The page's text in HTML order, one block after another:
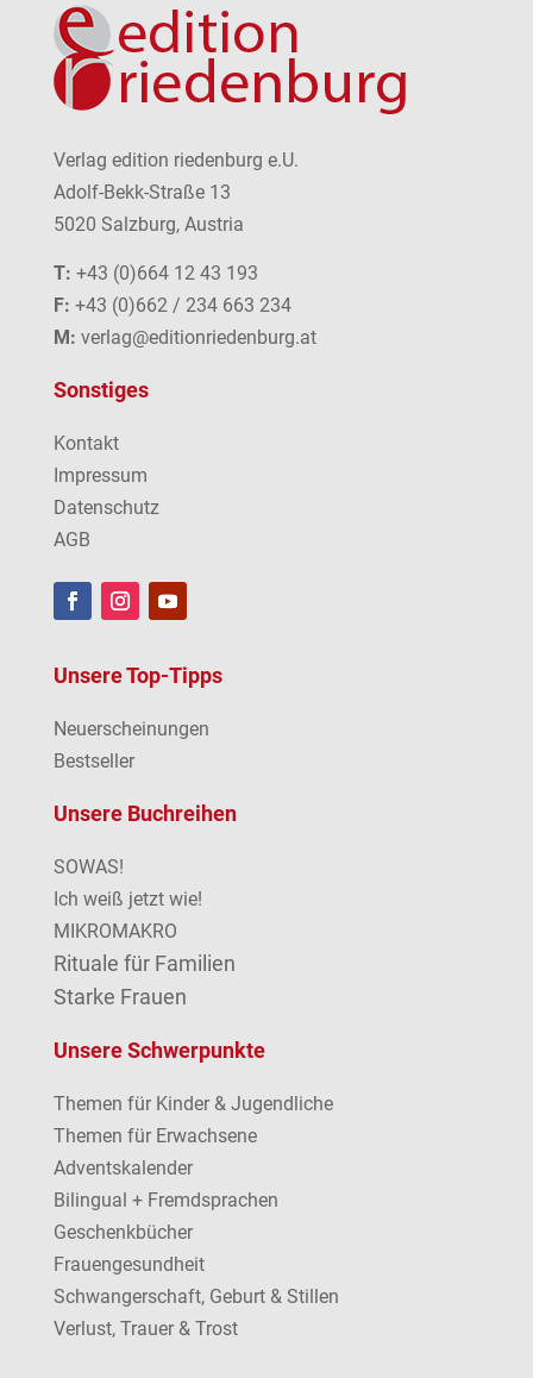
Verlag edition riedenburg e.U.
Adolf-Bekk-Straße 13
5020 Salzburg, Austria
T: +43 (0)664 12 43 193
F: +43 (0)662 / 234 663 234
M: verlag@editionriedenburg.at
Sonstiges
Kontakt
Impressum
Datenschutz
AGB
Unsere Top-Tipps
Neuerscheinungen
Bestseller
Unsere Buchreihen
SOWAS!
Ich weiß jetzt wie!
MIKROMAKRO
Rituale für Familien
Starke Frauen
Unsere Schwerpunkte
Themen für Kinder & Jugendliche
Themen für Erwachsene
Adventskalender
Bilingual + Fremdsprachen
Geschenkbücher
Frauengesundheit
Schwangerschaft, Geburt & Stillen
Verlust, Trauer & Trost